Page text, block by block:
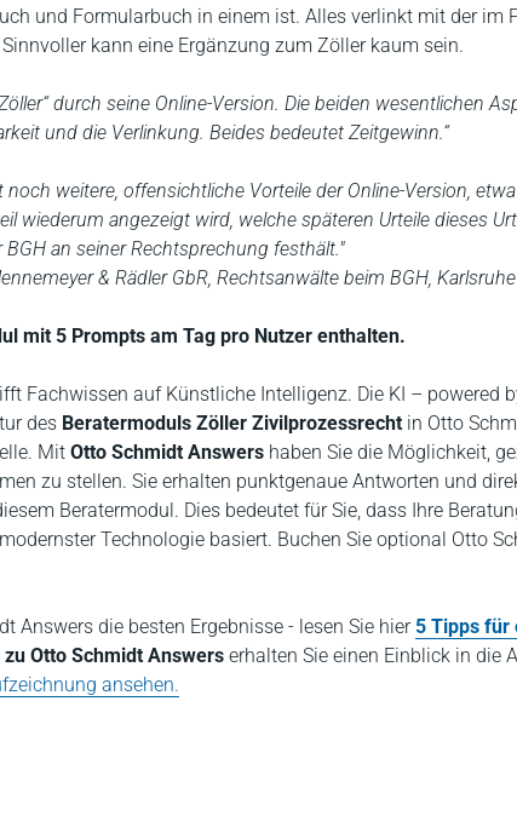
und Formularbuch in einem ist. Alles verlinkt mit der im
kann eine Ergänzung zum Zöller kaum sein.
durch seine Online-Version. Die beiden wesentlichen
und die Verlinkung. Beides bedeutet Zeitgewinn.“
noch weitere, offensichtliche Vorteile der Online-Version,
wiederum angezeigt wird, welche späteren Urteile dieses
an seiner Rechtsprechung festhält."
& Rädler GbR, Rechtsanwälte beim BGH, Karlsruhe
mit 5 Prompts am Tag pro Nutzer enthalten.
Fachwissen auf Künstliche Intelligenz. Die KI – powered
des Beratermoduls Zöller Zivilprozessrecht in Otto
Mit Otto Schmidt Answers haben Sie die Möglichkeit,
zu stellen. Sie erhalten punktgenaue Antworten und
Beratermodul. Dies bedeutet für Sie, dass Ihre
Technologie basiert. Buchen Sie optional Otto
Answers die besten Ergebnisse - lesen Sie hier 5 Tipps für
Otto Schmidt Answers erhalten Sie einen Einblick in die
ansehen.